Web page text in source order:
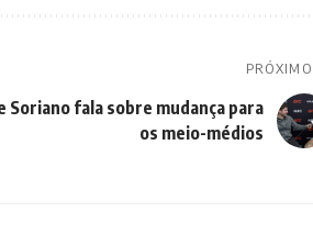
PRÓXIMO
Soriano fala sobre mudança para
os meio-médios